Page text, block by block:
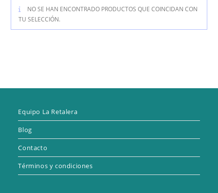
NO SE HAN ENCONTRADO PRODUCTOS QUE COINCIDAN CON
TU SELECCIÓN.
Equipo La Retalera
Blog
Contacto
Términos y condiciones